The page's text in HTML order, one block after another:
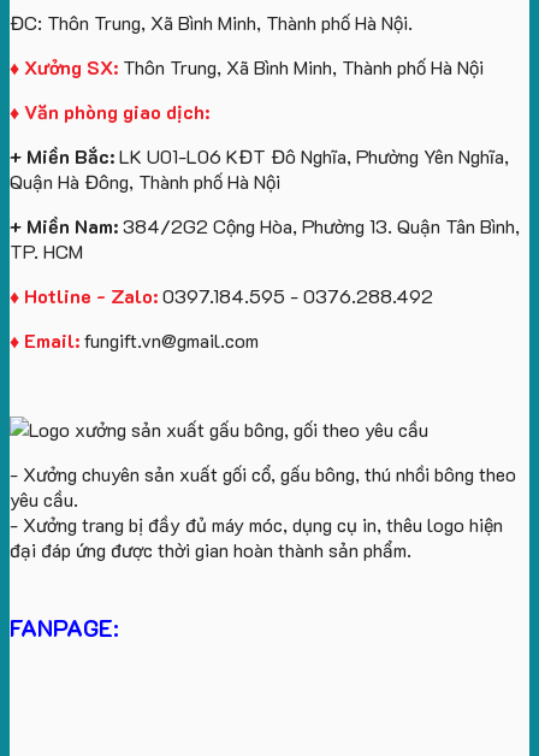
quà
làm
tặng
Cổ
Chữ
U
Theo
Cầu
In
Logo:
Bình
Gấu
ĐC: Thôn Trung, Xã Bình Minh, Thành phố Hà Nội.
♦ Xưởng SX: Thôn Trung, Xã Bình Minh, Thành phố Hà Nội
♦ Văn phòng giao dịch:
+ Miền Bắc:LK U01-L06 KĐT Đô Nghĩa, Phường Yên Nghĩa,
Quận Hà Đông, Thành phố Hà Nội
+ Miền Nam:384/2G2 Cộng Hòa, Phường 13. Quận Tân Bình,
TP. HCM
♦ Hotline - Zalo:0397.184.595 - 0376.288.492
♦ Email:fungift.vn@gmail.com
- Xưởng chuyên sản xuất gối cổ, gấu bông, thú nhồi bông theo
yêu cầu.
- Xưởng trang bị đầy đủ máy móc, dụng cụ in, thêu logo hiện
đại đáp ứng được thời gian hoàn thành sản phẩm.
FANPAGE: